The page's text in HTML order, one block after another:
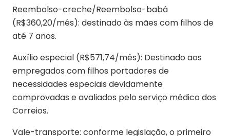
Reembolso-creche/Reembolso-babá
(R$360,20/mês): destinado às mães com filhos de
até 7 anos.
Auxílio especial (R$571,74/mês): Destinado aos
empregados com filhos portadores de
necessidades especiais devidamente
comprovadas e avaliados pelo serviço médico dos
Correios.
Vale-transporte: conforme legislação, o primeiro